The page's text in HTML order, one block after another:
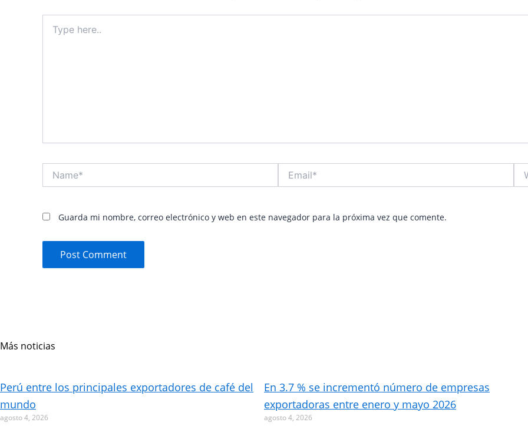
here..
Guarda mi nombre, correo electrónico y web en este navegador para la próxima vez que comente.
Más noticias
Perú entre los principales exportadores de café del
mundo
agosto 4, 2026
En 3.7 % se incrementó número de empresas
exportadoras entre enero y mayo 2026
agosto 4, 2026